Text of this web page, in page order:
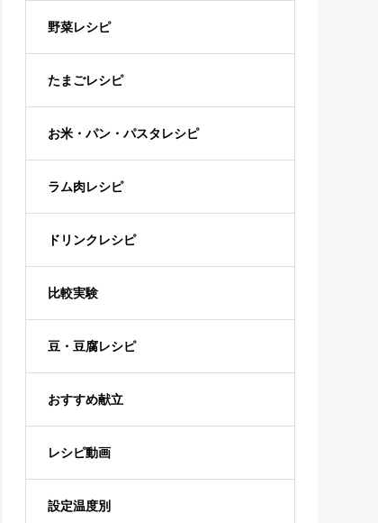
野菜レシピ
たまごレシピ
お米・パン・パスタレシピ
ラム肉レシピ
ドリンクレシピ
比較実験
豆・豆腐レシピ
おすすめ献立
レシピ動画
設定温度別